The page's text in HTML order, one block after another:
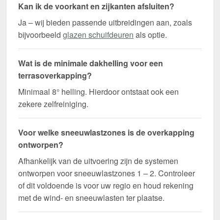
Kan ik de voorkant en zijkanten afsluiten?
Ja – wij bieden passende uitbreidingen aan, zoals
bijvoorbeeld glazen schuifdeuren als optie.
Wat is de minimale dakhelling voor een
terrasoverkapping?
Minimaal 8° helling. Hierdoor ontstaat ook een
zekere zelfreiniging.
Voor welke sneeuwlastzones is de overkapping
ontworpen?
Afhankelijk van de uitvoering zijn de systemen
ontworpen voor sneeuwlastzones 1 – 2. Controleer
of dit voldoende is voor uw regio en houd rekening
met de wind- en sneeuwlasten ter plaatse.